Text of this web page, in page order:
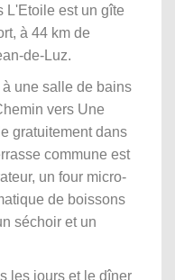
L'Etoile est un gîte
à 44 km de
de-Luz.
une salle de bains
vers Une
gratuitement dans
commune est
un four micro-
de boissons
séchoir et un
les jours et le dîner